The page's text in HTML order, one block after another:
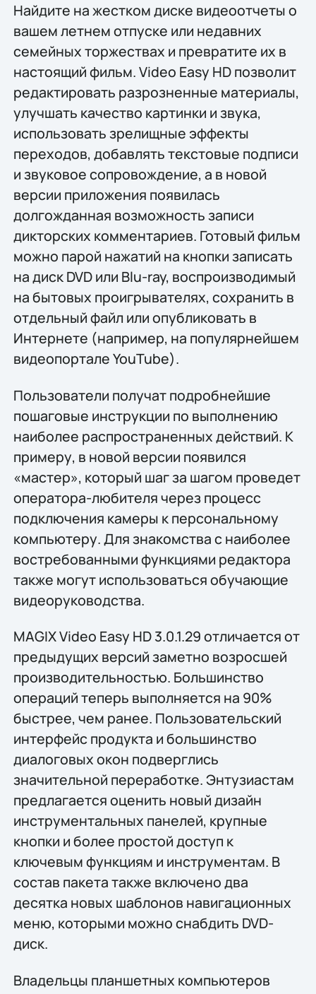
Найдите на жестком диске видеоотчеты о
вашем летнем отпуске или недавних
семейных торжествах и превратите их в
настоящий фильм. Video Easy HD позволит
редактировать разрозненные материалы,
улучшать качество картинки и звука,
использовать зрелищные эффекты
переходов, добавлять текстовые подписи
и звуковое сопровождение, а в новой
версии приложения появилась
долгожданная возможность записи
дикторских комментариев. Готовый фильм
можно парой нажатий на кнопки записать
на диск DVD или Blu-ray, воспроизводимый
на бытовых проигрывателях, сохранить в
отдельный файл или опубликовать в
Интернете (например, на популярнейшем
видеопортале YouTube).
Пользователи получат подробнейшие
пошаговые инструкции по выполнению
наиболее распространенных действий. К
примеру, в новой версии появился
«мастер», который шаг за шагом проведет
оператора-любителя через процесс
подключения камеры к персональному
компьютеру. Для знакомства с наиболее
востребованными функциями редактора
также могут использоваться обучающие
видеоруководства.
MAGIX Video Easy HD 3.0.1.29 отличается от
предыдущих версий заметно возросшей
производительностью. Большинство
операций теперь выполняется на 90%
быстрее, чем ранее. Пользовательский
интерфейс продукта и большинство
диалоговых окон подверглись
значительной переработке. Энтузиастам
предлагается оценить новый дизайн
инструментальных панелей, крупные
кнопки и более простой доступ к
ключевым функциям и инструментам. В
состав пакета также включено два
десятка новых шаблонов навигационных
меню, которыми можно снабдить DVD-
диск.
Владельцы планшетных компьютеров